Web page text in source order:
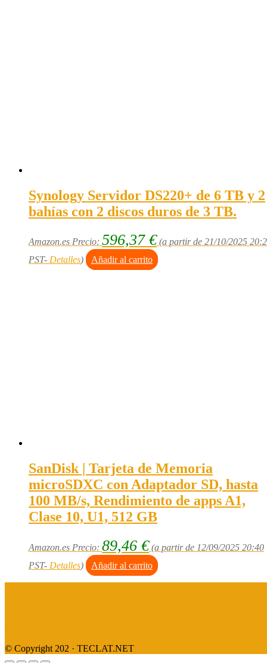
Synology Servidor DS220+ de 6 TB y 2
bahías con 2 discos duros de 3 TB.
Amazon.es Precio: 596,37 € (a partir de 21/10/2025
PST- Detalles) Añadir al carrito
SanDisk | Tarjeta de Memoria
microSDXC con Adaptador SD, hasta
100 MB/s, Rendimiento de apps A1,
Clase 10, U1, 512 GB
Amazon.es Precio: 89,46 € (a partir de 12/09/2025 20:40
PST- Detalles) Añadir al carrito
© Copyright 202 · TECLAT.NET